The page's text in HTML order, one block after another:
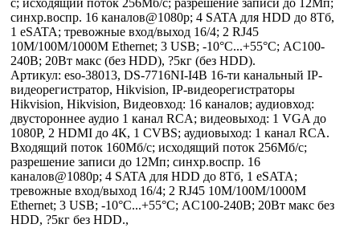
с; исходящий поток 256Мб/с; разрешение записи до 12Мп;
синхр.воспр. 16 каналов@1080р; 4 SATA для HDD до 8Тб,
1 eSATA; тревожные вход/выход 16/4; 2 RJ45
10M/100M/1000M Ethernet; 3 USB; -10°C...+55°C; АC100-
240В; 20Вт макс (без HDD), ?5кг (без HDD).
Артикул: eso-38013, DS-7716NI-I4B 16-ти канальный IP-
видеорегистратор, Hikvision, IP-видеорегистраторы
Hikvision, Hikvision, Видеовход: 16 каналов; аудиовход:
двустороннее аудио 1 канал RCA; видеовыход: 1 VGA до
1080Р, 2 HDMI до 4К, 1 CVBS; аудиовыход: 1 канал RCA.
Входящий поток 160Мб/с; исходящий поток 256Мб/с;
разрешение записи до 12Мп; синхр.воспр. 16
каналов@1080р; 4 SATA для HDD до 8Тб, 1 eSATA;
тревожные вход/выход 16/4; 2 RJ45 10M/100M/1000M
Ethernet; 3 USB; -10°C...+55°C; АC100-240В; 20Вт макс без
HDD, ?5кг без HDD.,